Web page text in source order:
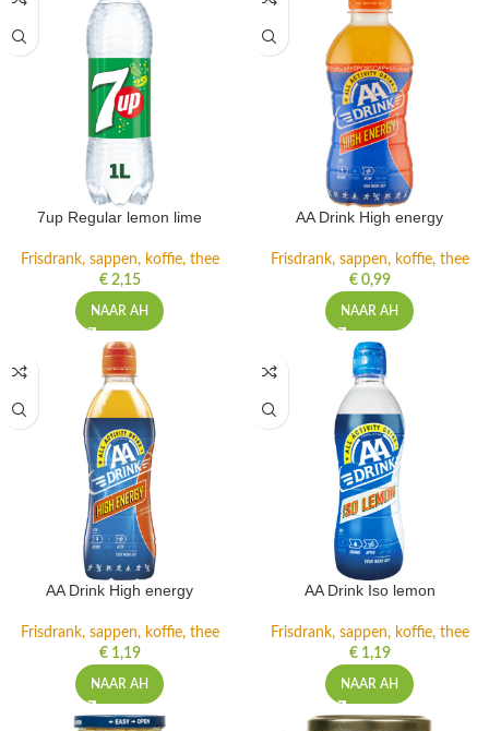
7up Regular lemon lime
Frisdrank, sappen, koffie, thee
€2,15
NAAR AH
AA Drink High energy
Frisdrank, sappen, koffie, thee
€0,99
NAAR AH
AA Drink High energy
Frisdrank, sappen, koffie, thee
€1,19
NAAR AH
AA Drink Iso lemon
Frisdrank, sappen, koffie, thee
€1,19
NAAR AH